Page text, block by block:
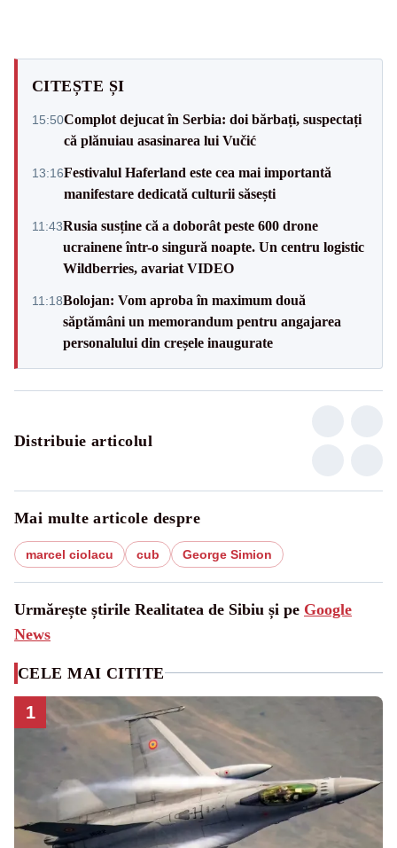
CITEȘTE ȘI
15:50Complot dejucat în Serbia: doi bărbați, suspectați
că plănuiau asasinarea lui Vučić
13:16Festivalul Haferland este cea mai importantă
manifestare dedicată culturii săsești
11:43Rusia susține că a doborât peste 600 drone
ucrainene într-o singură noapte. Un centru logistic
Wildberries, avariat VIDEO
11:18Bolojan: Vom aproba în maximum două
săptămâni un memorandum pentru angajarea
personalului din creșele inaugurate
Distribuie articolul
Mai multe articole despre
marcel ciolacu cub George Simion
Urmărește știrile Realitatea de Sibiu și pe Google
News
CELE MAI CITITE
1